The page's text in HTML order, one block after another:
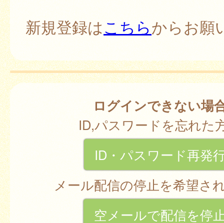
新規登録はこちらからお願
ログインできない場
ID,パスワードを忘れた
ID・パスワード再発
メール配信の停止を希望さ
空メールで配信を停